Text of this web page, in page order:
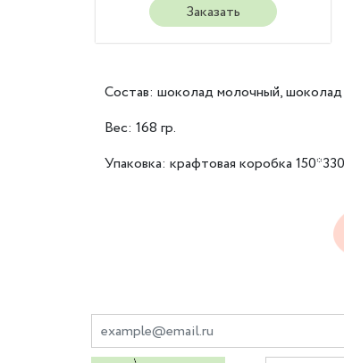
Заказать
Состав: шоколад молочный, шоколад
Вес: 168 гр.
Упаковка: крафтовая коробка